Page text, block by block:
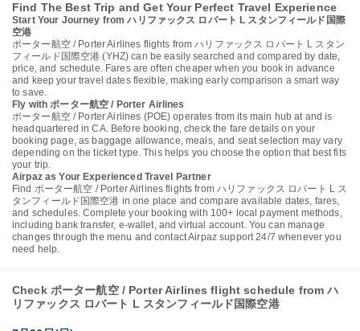
Find The Best Trip and Get Your Perfect Travel Experience
Start Your Journey from ハリファックス ロバート L スタンフィールド国際
空港
ポーター航空 / Porter Airlines flights from ハリファックス ロバート L スタン
フィールド国際空港 (YHZ) can be easily searched and compared by date,
price, and schedule. Fares are often cheaper when you book in advance
and keep your travel dates flexible, making early comparison a smart way
to save.
Fly with ポーター航空 / Porter Airlines
ポーター航空 / Porter Airlines (POE) operates from its main hub at and is
headquartered in CA. Before booking, check the fare details on your
booking page, as baggage allowance, meals, and seat selection may vary
depending on the ticket type. This helps you choose the option that best fits
your trip.
Airpaz as Your Experienced Travel Partner
Find ポーター航空 / Porter Airlines flights from ハリファックス ロバート L ス
タンフィールド国際空港 in one place and compare available dates, fares,
and schedules. Complete your booking with 100+ local payment methods,
including bank transfer, e-wallet, and virtual account. You can manage
changes through the menu and contact Airpaz support 24/7 whenever you
need help.
Check ポーター航空 / Porter Airlines flight schedule from ハ
リファックス ロバート L スタンフィールド国際空港